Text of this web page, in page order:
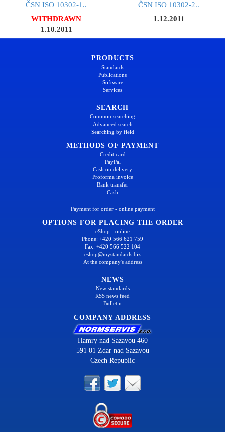
ČSN ISO 10302-1..
WITHDRAWN
1.10.2011
ČSN ISO 10302-2..
1.12.2011
PRODUCTS
Standards
Publications
Software
Services
SEARCH
Common searching
Advanced search
Searching by field
METHODS OF PAYMENT
Credit card
PayPal
Cash on delivery
Proforma invoice
Bank transfer
Cash
Payment for order - online payment
OPTIONS FOR PLACING THE ORDER
eShop - online
Phone: +420 566 621 759
Fax: +420 566 522 104
eshop@mystandards.biz
At the company's address
NEWS
New standards
RSS news feed
Bulletin
COMPANY ADDRESS
Hamry nad Sazavou 460
591 01 Zdar nad Sazavou
Czech Republic